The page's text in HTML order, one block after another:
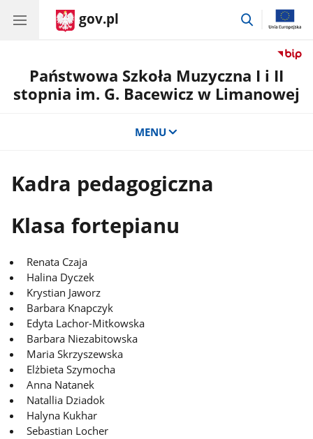
gov.pl
przejdź
Państwowa Szkoła Muzyczna I i II
stopnia im. G. Bacewicz w Limanowej
MENU
Kadra pedagogiczna
Klasa fortepianu
Renata Czaja
Halina Dyczek
Krystian Jaworz
Barbara Knapczyk
Edyta Lachor-Mitkowska
Barbara Niezabitowska
Maria Skrzyszewska
Elżbieta Szymocha
Anna Natanek
Natallia Dziadok
Halyna Kukhar
Sebastian Locher